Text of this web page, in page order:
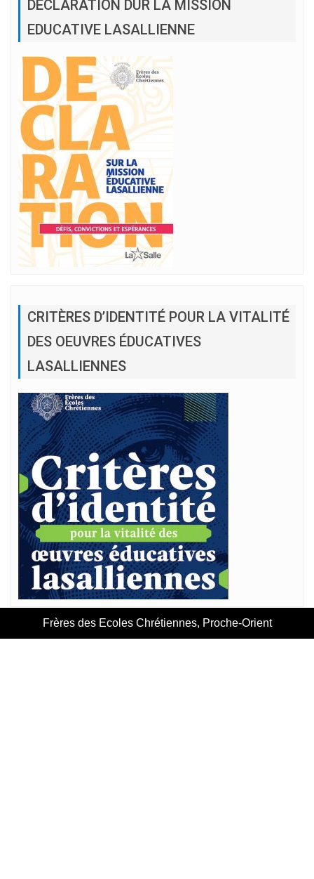
DÉCLARATION DUR LA MISSION
EDUCATIVE LASALLIENNE
CRITÈRES D’IDENTITÉ POUR LA VITALITÉ
DES OEUVRES ÉDUCATIVES
LASALLIENNES
Frères des Ecoles Chrétiennes, Proche-Orient